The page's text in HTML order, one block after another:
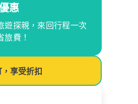
惠
遊探親，來回行程一次
費！
享受折扣